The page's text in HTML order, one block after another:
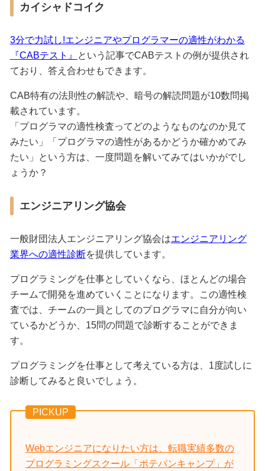
カイシャドコイク
3分で力試し!エンジニアやプログラマーの適性がわかる
『CABテスト』
という記事でCABテストの例が提供され
ており、答え合わせもできます。
CAB特有の法則性の解読や、暗号の解読問題が10数問掲
載されています。
「プログラマの適性検査ってどのようなものなのか見て
みたい」「プログラマの適性があるかどうか確かめてみ
たい」という方は、一度問題を解いてみてはいかがでし
ょうか？
エンジニアリング協会
一般財団法人エンジニアリング協会はエンジニアリング
業界への適性診断を提供しています。
プログラミングを仕事としていくなら、ほとんどの場合
チームで開発を進めていくことになります。この適性検
査では、チームの一員としてのプログラマに自分が向い
ているかどうか、15問の問題で診断することができま
す。
プログラミングを仕事として考えている方は、1度試しに
診断してみると良いでしょう。
PICKUP
Webエンジニアになりたい方は、転職実績多数の
プログラミングスクール「ポテパンキャンプ」が